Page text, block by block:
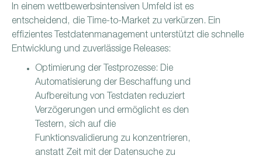
In einem wettbewerbsintensiven Umfeld ist es
entscheidend, die Time-to-Market zu verkürzen. Ein
effizientes Testdatenmanagement unterstützt die schnelle
Entwicklung und zuverlässige Releases:
Optimierung der Testprozesse: Die
Automatisierung der Beschaffung und
Aufbereitung von Testdaten reduziert
Verzögerungen und ermöglicht es den
Testern, sich auf die
Funktionsvalidierung zu konzentrieren,
anstatt Zeit mit der Datensuche zu